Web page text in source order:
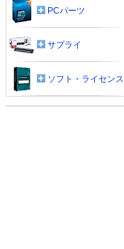
PCパーツ
サプライ
ソフト・ライセンス